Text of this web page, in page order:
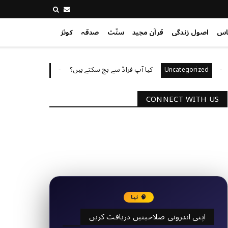
اصول زندگی قرآن مجید سنّت صدقہ کوئز
Uncategorized کیا آپ فراڈ سے بچ سکتے ہیں؟ Uncategorized
CONNECT WITH US
🧠 نیا
اپنی اندرونی صلاحیتیں دریافت کریں